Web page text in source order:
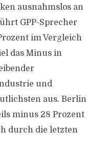
ausnahmslos an
GPP-Sprecher
im Vergleich
das Minus in
und
aus. Berlin
minus 28 Prozent
durch die letzten